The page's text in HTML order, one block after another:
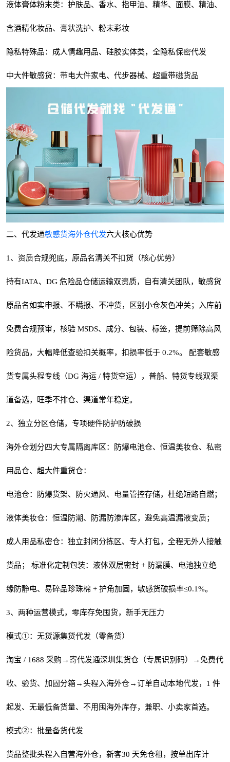
液体膏体粉末类：护肤品、香水、指甲油、精华、面膜、精油、
含酒精化妆品、膏状洗护、粉末彩妆
隐私特殊品：成人情趣用品、硅胶实体类，全隐私保密代发
中大件敏感货：带电大件家电、代步器械、超重带磁货品
二、代发通敏感货海外仓代发六大核心优势
1、资质合规兜底，原品名清关不扣货（核心优势）
持有IATA、DG 危险品仓储运输双资质，自有清关团队，敏感货
原品名如实申报、不瞒报、不冲货，区别小仓灰色冲关；入库前
免费合规预审，核验 MSDS、成分、包装、标签，提前筛除高风
险货品，大幅降低查验扣关概率，扣损率低于 0.2%。 配套敏感
货专属头程专线（DG 海运 / 特货空运），普船、特货专线双渠
道备选，旺季不排仓、渠道常年稳定。
2、独立分区仓储，专项硬件防护防破损
海外仓划分四大专属隔离库区：防爆电池仓、恒温美妆仓、私密
用品仓、超大件重货仓：
电池仓：防爆货架、防火通风、电量管控存储，杜绝短路自燃；
液体美妆仓：恒温防潮、防漏防渗库区，避免高温漏液变质；
成人用品私密仓：独立封闭分拣区、专人打包，全程无外人接触
货品； 标准化定制包装：液体双层密封 + 防漏膜、电池独立绝
缘防静电、易碎品珍珠棉 + 护角加固，敏感货破损率≤0.1%。
3、两种运营模式，零库存免囤货，新手无压力
模式①：无货源集货代发（零备货）
淘宝 / 1688 采购→寄代发通深圳集货仓（专属识别码）→免费代
收、验货、加固分箱→头程入海外仓→订单自动本地代发，1 件
起发、无最低备货量、不用囤海外库存，兼职、小卖家首选。
模式②：批量备货代发
货品整批头程入自营海外仓，新客30 天免仓租，按单出库计